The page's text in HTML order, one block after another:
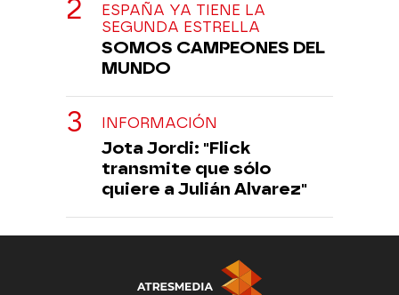
ESPAÑA YA TIENE LA
SEGUNDA ESTRELLA
SOMOS CAMPEONES DEL
MUNDO
INFORMACIÓN
Jota Jordi: "Flick
transmite que sólo
quiere a Julián Alvarez"